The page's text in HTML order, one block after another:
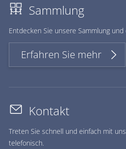
Sammlung
Ent­de­cken Sie un­se­re Samm­lung
Erfahren Sie mehr
Kontakt
Treten Sie schnell und einfach mit
telefonisch.